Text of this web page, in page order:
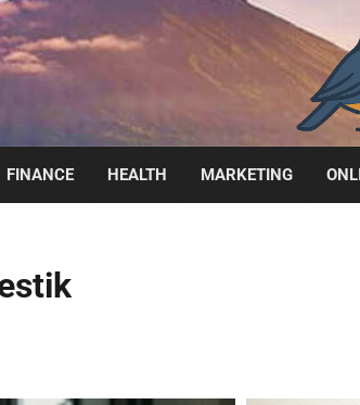
FINANCE HEALTH MARKETING